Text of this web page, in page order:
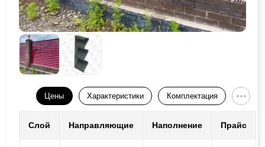
Цены Характеристики Комплектация
Слой Направляющие Наполнение Прайс